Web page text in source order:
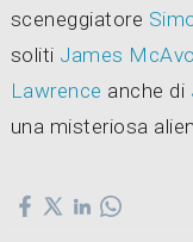
sceneggiatore
soliti James
Lawrence anche di
una misteriosa